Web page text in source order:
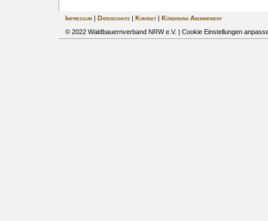
Impressum| Datenschutz| Kontakt|
Kündigung Abonnement
© 2022 Waldbauernverband NRW e.V. | Cookie Einstellungen